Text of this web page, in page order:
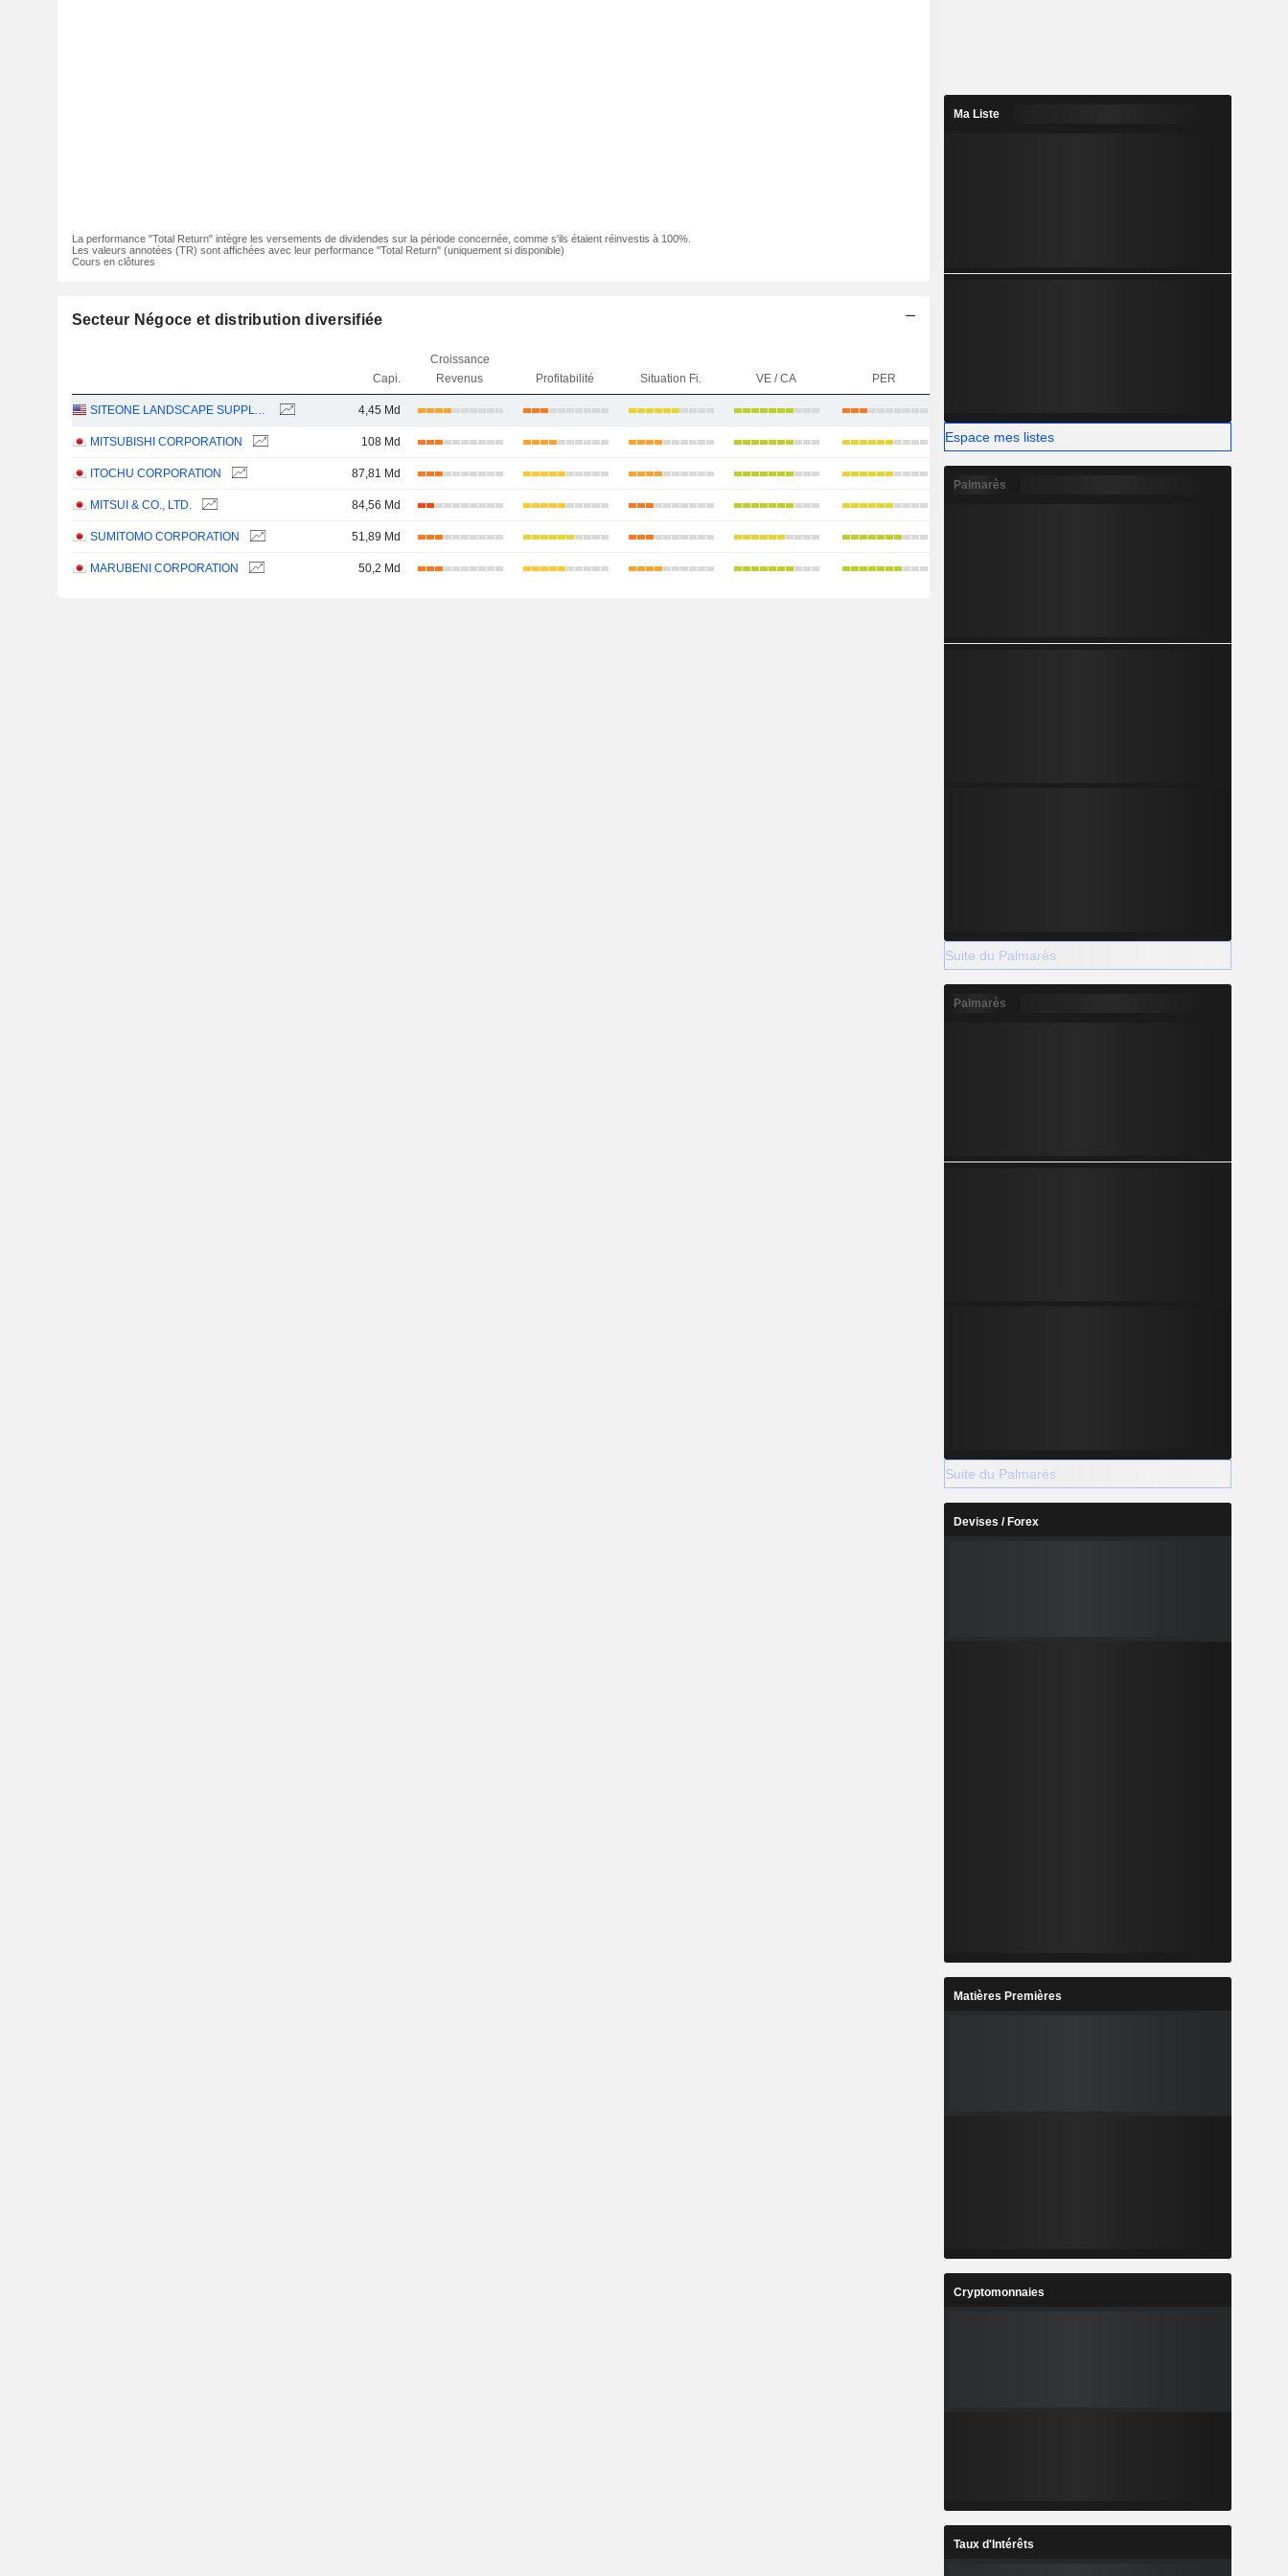
La performance "Total Return" intègre les versements de dividendes sur la période concernée, comme s'ils étaient réinvestis à 100%.
Les valeurs annotées (TR) sont affichées avec leur performance "Total Return" (uniquement si disponible)
Cours en clôtures
Secteur Négoce et distribution diversifiée
Capi.
Croissance
Revenus
Profitabilité Situation Fi. VE / CA PER
SITEONE LANDSCAPE SUPPLY, INC. 4,45 Md
MITSUBISHI CORPORATION 108 Md
ITOCHU CORPORATION 87,81 Md
MITSUI & CO., LTD. 84,56 Md
SUMITOMO CORPORATION 51,89 Md
MARUBENI CORPORATION 50,2 Md
Ma Liste
Espace mes listes
Palmarès
Suite du Palmarès
Palmarès
Suite du Palmarès
Devises / Forex
Matières Premières
Cryptomonnaies
Taux d'Intérêts